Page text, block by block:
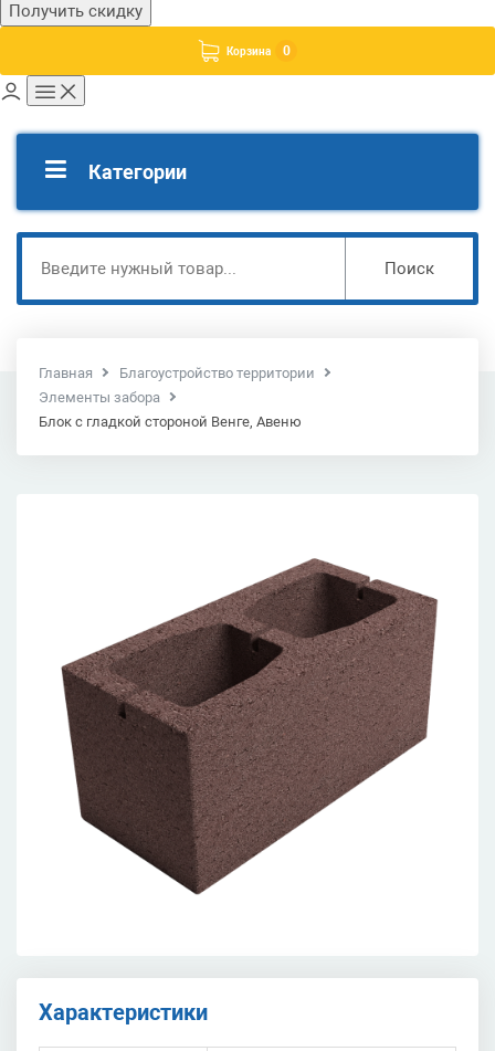
Получить скидку
Корзина 0
Категории
Поиск
Главная
Благоустройство территории
Элементы забора
Блок с гладкой стороной Венге, Авеню
Характеристики